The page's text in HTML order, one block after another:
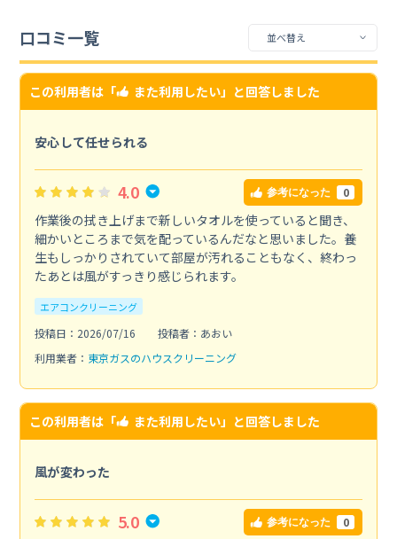
口コミ一覧
この利用者は「 また利用したい」と回答しました
安心して任せられる
4.0 参考になった 0
作業後の拭き上げまで新しいタオルを使っていると聞き、
細かいところまで気を配っているんだなと思いました。養
生もしっかりされていて部屋が汚れることもなく、終わっ
たあとは風がすっきり感じられます。
エアコンクリーニング
投稿日：2026/07/16
投稿者：あおい
利用業者： 東京ガスのハウスクリーニング
この利用者は「 また利用したい」と回答しました
風が変わった
5.0 参考になった 0